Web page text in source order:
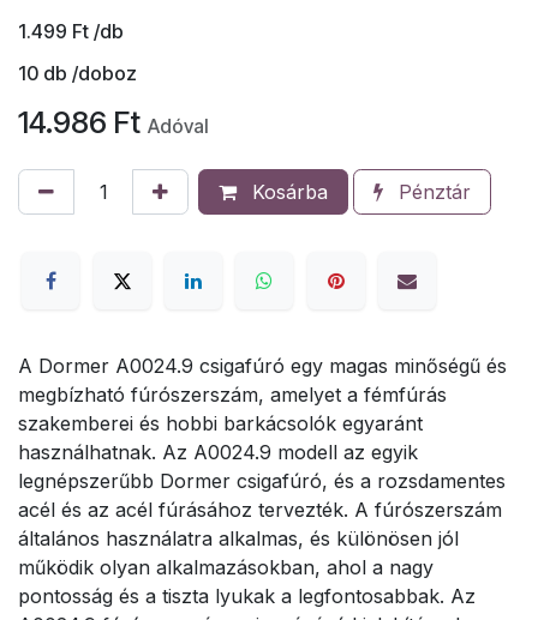
1.499 Ft /db
10 db /doboz
14.986 Ft Adóval
Kosárba Pénztár
A Dormer A0024.9 csigafúró egy magas minőségű és
megbízható fúrószerszám, amelyet a fémfúrás
szakemberei és hobbi barkácsolók egyaránt
használhatnak. Az A0024.9 modell az egyik
legnépszerűbb Dormer csigafúró, és a rozsdamentes
acél és az acél fúrásához tervezték. A fúrószerszám
általános használatra alkalmas, és különösen jól
működik olyan alkalmazásokban, ahol a nagy
pontosság és a tiszta lyukak a legfontosabbak. Az